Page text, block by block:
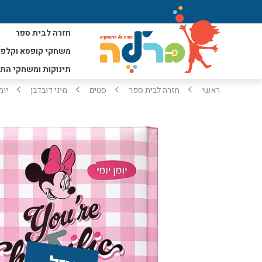
חזרה לבית ספר
משחקי קופסא
תינוקות ומשחקי
ראשי חזרה לבית ספר סטים מיני דובדבן